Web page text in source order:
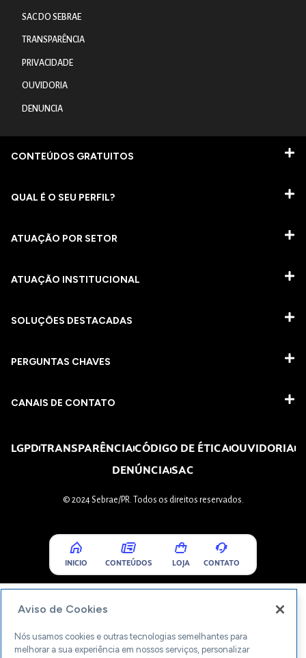
SAC DO SEBRAE
TRANSPARÊNCIA
PRIVACIDADE
OUVIDORIA
DENUNCIA
CONTEÚDOS GRATUITOS
QUAL É O SEU PERFIL?
ATUAÇÃO POR SETOR
ATUAÇÃO INSTITUCIONAL
SOLUÇÕES DESTACADAS
PERGUNTAS CHAVES​
CANAIS DE CONTATO
LGPDTRANSPARÊNCIACÓDIGO DE ÉTICAOUVIDORIA
DENÚNCIASAC
© 2024 Sebrae/PR. Todos os direitos reservados.
INICIO CONTEÚDOS LOJA CONTATO
Aviso de Cookies
Nós usamos cookies e outras tecnologias semelhantes para
melhorar a sua experiência em nossos serviços, personalizar